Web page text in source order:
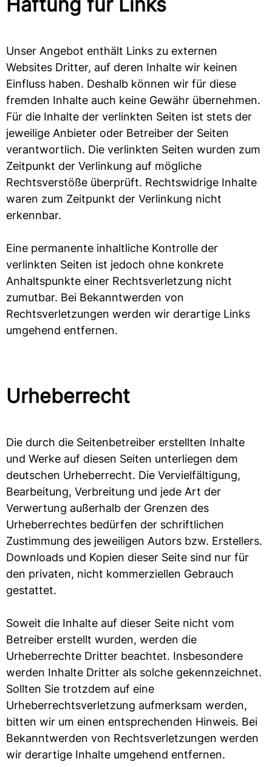
Unser Angebot enthält Links zu externen
Websites Dritter, auf deren Inhalte wir keinen
Einfluss haben. Deshalb können wir für diese
fremden Inhalte auch keine Gewähr übernehmen.
Für die Inhalte der verlinkten Seiten ist stets der
jeweilige Anbieter oder Betreiber der Seiten
verantwortlich. Die verlinkten Seiten wurden zum
Zeitpunkt der Verlinkung auf mögliche
Rechtsverstöße überprüft. Rechtswidrige Inhalte
waren zum Zeitpunkt der Verlinkung nicht
erkennbar.
Eine permanente inhaltliche Kontrolle der
verlinkten Seiten ist jedoch ohne konkrete
Anhaltspunkte einer Rechtsverletzung nicht
zumutbar. Bei Bekanntwerden von
Rechtsverletzungen werden wir derartige Links
umgehend entfernen.
Urheberrecht
Die durch die Seitenbetreiber erstellten Inhalte
und Werke auf diesen Seiten unterliegen dem
deutschen Urheberrecht. Die Vervielfältigung,
Bearbeitung, Verbreitung und jede Art der
Verwertung außerhalb der Grenzen des
Urheberrechtes bedürfen der schriftlichen
Zustimmung des jeweiligen Autors bzw. Erstellers.
Downloads und Kopien dieser Seite sind nur für
den privaten, nicht kommerziellen Gebrauch
gestattet.
Soweit die Inhalte auf dieser Seite nicht vom
Betreiber erstellt wurden, werden die
Urheberrechte Dritter beachtet. Insbesondere
werden Inhalte Dritter als solche gekennzeichnet.
Sollten Sie trotzdem auf eine
Urheberrechtsverletzung aufmerksam werden,
bitten wir um einen entsprechenden Hinweis. Bei
Bekanntwerden von Rechtsverletzungen werden
wir derartige Inhalte umgehend entfernen.